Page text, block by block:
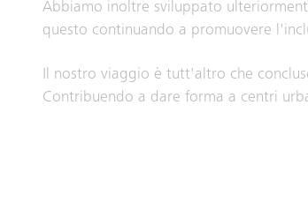
Abbiamo inoltre sviluppato
questo continuando a promuovere
Il nostro viaggio è tutt'altro che
Contribuendo a dare forma a centri